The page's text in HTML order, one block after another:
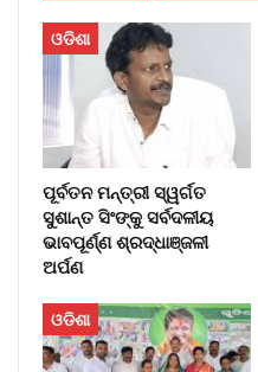
ଓଡିଶା
ପୂର୍ବତନ ମନ୍ତ୍ରୀ ସ୍ୱର୍ଗତ
ସୁଶାନ୍ତ ସିଂଙ୍କୁ ସର୍ବଦଳୀୟ
ଭାବପୂର୍ଣ୍ଣ ଶ୍ରଦ୍ଧାଞ୍ଜଳୀ
ଅର୍ପଣ
ଓଡିଶା